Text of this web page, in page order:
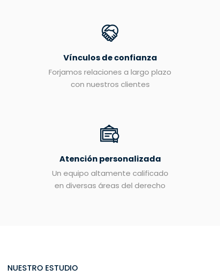
Vínculos de confianza
Forjamos relaciones a largo plazo
con nuestros clientes
Atención personalizada
Un equipo altamente calificado
en diversas áreas del derecho
NUESTRO ESTUDIO